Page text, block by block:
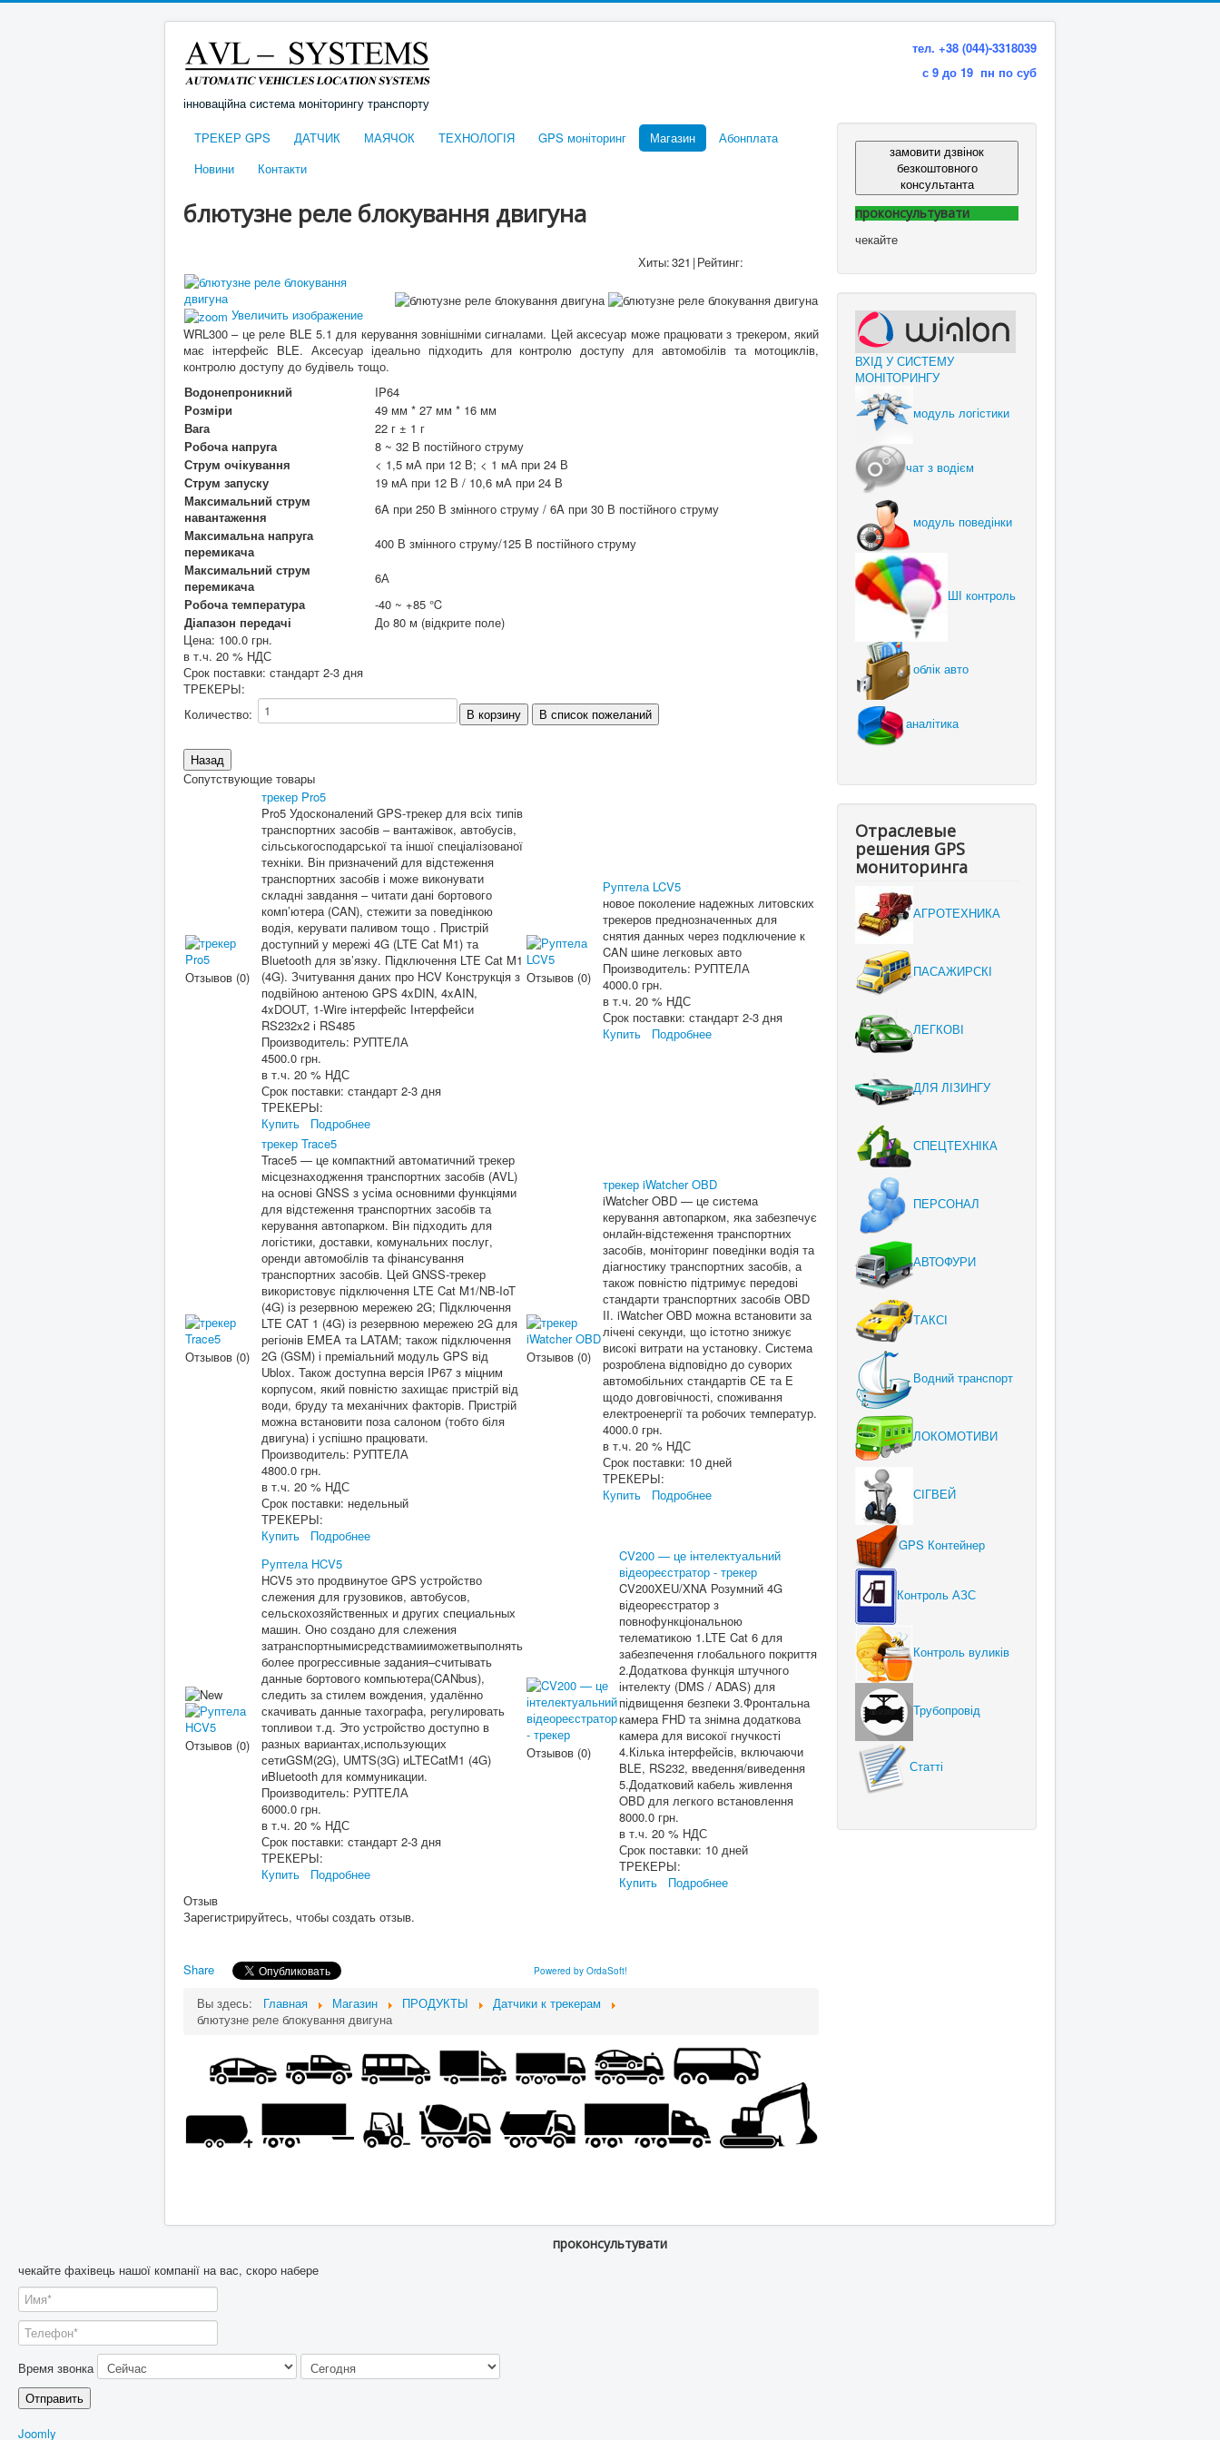
інноваційна система моніторингу транспорту
тел. +38 (044)-3318039
с 9 до 19 пн по суб
ТРЕКЕР GPS ДАТЧИК МАЯЧОК ТЕХНОЛОГІЯ GPS моніторинг Магазин
Абонплата
Новини
Контакти
блютузне реле блокування двигуна
Хиты:321 |Рейтинг:
Увеличить изображение
WRL300 – це реле BLE 5.1 ​​для керування зовнішніми сигналами. Цей аксесуар може працювати з трекером, який
має інтерфейс BLE. Аксесуар ідеально підходить для контролю доступу для автомобілів та мотоциклів,
контролю доступу до будівель тощо.
Водонепроникний
IP64
Розміри
49 мм * 27 мм * 16 мм
Вага
22 г ± 1 г
Робоча напруга
8 ~ 32 В постійного струму
Струм очікування
< 1,5 мА при 12 В; < 1 мА при 24 В
Струм запуску
19 мА при 12 В / 10,6 мА при 24 В
Максимальний струм
навантаження
6A при 250 В змінного струму / 6A при 30 В постійного струму
Максимальна напруга
перемикача
400 В змінного струму/125 В постійного струму
Максимальний струм
перемикача
6А
Робоча температура
-40 ~ +85 ℃
Діапазон передачі
До 80 м (відкрите поле)
Цена: 100.0 грн.
в т.ч. 20 % НДС
Срок поставки: стандарт 2-3 дня
ТРЕКЕРЫ:
Количество:
Сопутствующие товары
Отзывов (0)
трекер Pro5
Pro5 Удосконалений GPS-трекер для всіх типів
транспортних засобів – вантажівок, автобусів,
сільськогосподарської та іншої спеціалізованої
техніки. Він призначений для відстеження
транспортних засобів і може виконувати
складні завдання – читати дані бортового
комп’ютера (CAN), стежити за поведінкою
водія, керувати паливом тощо . Пристрій
доступний у мережі 4G (LTE Cat M1) та
Bluetooth для зв’язку. Підключення LTE Cat M1
(4G). Зчитування даних про HCV Конструкція з
подвійною антеною GPS 4xDIN, 4xAIN,
4xDOUT, 1-Wire інтерфейс Інтерфейси
RS232x2 і RS485
Производитель: РУПТЕЛА
4500.0 грн.
в т.ч. 20 % НДС
Срок поставки: стандарт 2-3 дня
ТРЕКЕРЫ:
Купить
Подробнее
Отзывов (0)
Руптела LCV5
новое поколение надежных литовских
трекеров преднозначенных для
снятия данных через подключение к
CAN шине легковых авто
Производитель: РУПТЕЛА
4000.0 грн.
в т.ч. 20 % НДС
Срок поставки: стандарт 2-3 дня
Купить
Подробнее
Отзывов (0)
трекер Trace5
Trace5 — це компактний автоматичний трекер
місцезнаходження транспортних засобів (AVL)
на основі GNSS з усіма основними функціями
для відстеження транспортних засобів та
керування автопарком. Він підходить для
логістики, доставки, комунальних послуг,
оренди автомобілів та фінансування
транспортних засобів. Цей GNSS-трекер
використовує підключення LTE Cat M1/NB-IoT
(4G) із резервною мережею 2G; Підключення
LTE CAT 1 (4G) із резервною мережею 2G для
регіонів EMEA та LATAM; також підключення
2G (GSM) і преміальний модуль GPS від
Ublox. Також доступна версія IP67 з міцним
корпусом, який повністю захищає пристрій від
води, бруду та механічних факторів. Пристрій
можна встановити поза салоном (тобто біля
двигуна) і успішно працювати.
Производитель: РУПТЕЛА
4800.0 грн.
в т.ч. 20 % НДС
Срок поставки: недельный
ТРЕКЕРЫ:
Купить
Подробнее
Отзывов (0)
трекер iWatcher OBD
iWatcher OBD — це система
керування автопарком, яка забезпечує
онлайн-відстеження транспортних
засобів, моніторинг поведінки водія та
діагностику транспортних засобів, а
також повністю підтримує передові
стандарти транспортних засобів OBD
II. iWatcher OBD можна встановити за
лічені секунди, що істотно знижує
високі витрати на установку. Система
розроблена відповідно до суворих
автомобільних стандартів CE та E
щодо довговічності, споживання
електроенергії та робочих температур.
4000.0 грн.
в т.ч. 20 % НДС
Срок поставки: 10 дней
ТРЕКЕРЫ:
Купить
Подробнее
Отзывов (0)
Руптела HCV5
HCV5 это продвинутое GPS устройство
слежения для грузовиков, автобусов,
сельскохозяйственных и других специальных
машин. Оно создано для слежения
затранспортнымисредствамииможетвыполнять
более прогрессивные задания–считывать
данные бортового компьютера(CANbus),
следить за стилем вождения, удалённо
скачивать данные тахографа, регулировать
топливои т.д. Это устройство доступно в
разных вариантах,использующих
сетиGSM(2G), UMTS(3G) иLTECatM1 (4G)
иBluetooth для коммуникации.
Производитель: РУПТЕЛА
6000.0 грн.
в т.ч. 20 % НДС
Срок поставки: стандарт 2-3 дня
ТРЕКЕРЫ:
Купить
Подробнее
Отзывов (0)
CV200 — це інтелектуальний
відеореєстратор - трекер
CV200XEU/XNA Розумний 4G
відеореєстратор з
повнофункціональною
телематикою 1.LTE Cat 6 для
забезпечення глобального покриття
2.Додаткова функція штучного
інтелекту (DMS / ADAS) для
підвищення безпеки 3.Фронтальна
камера FHD та знімна додаткова
камера для високої гнучкості
4.Кілька інтерфейсів, включаючи
BLE, RS232, введення/виведення
5.Додатковий кабель живлення
OBD для легкого встановлення
8000.0 грн.
в т.ч. 20 % НДС
Срок поставки: 10 дней
ТРЕКЕРЫ:
Купить
Подробнее
Отзыв
Зарегистрируйтесь, чтобы создать отзыв.
Share Powered by OrdaSoft!
Вы здесь: Главная Магазин ПРОДУКТЫ
Датчики к трекерам
блютузне реле блокування двигуна
замовити дзвінок
безкоштовного
консультанта
проконсультувати
чекайте
ВХІД У СИСТЕМУ
МОНІТОРИНГУ
модуль логістики
чат з водієм
модуль поведінки
ШІ контроль
облік авто
аналітика
Отраслевые
решения GPS
мониторинга
АГРОТЕХНИКА
ПАСАЖИРСКІ
ЛЕГКОВІ
ДЛЯ ЛІЗИНГУ
СПЕЦТЕХНІКА
ПЕРСОНАЛ
АВТОФУРИ
ТАКСІ
Водний транспорт
ЛОКОМОТИВИ
СІГВЕЙ
GPS Контейнер
Контроль АЗС
Контроль вуликів
Трубопровід
Статті
проконсультувати
чекайте фахівець нашої компанії на вас, скоро набере
Время звонка
Отправить
Joomly